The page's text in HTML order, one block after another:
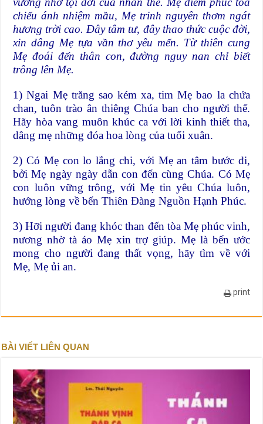
chiếu ánh nhiệm mầu, Mẹ trinh nguyên thơm ngát
hương trời cao. Đây tâm tư, đây thao thức cuộc đời,
xin dâng Mẹ tựa vần thơ yêu mến. Từ thiên cung
Mẹ đoái đến thân con, đường nguy nan chỉ biết
trông lên Mẹ.
1) Ngai Mẹ trăng sao kém xa, tim Mẹ bao la chứa
chan, tuôn trào ân thiêng Chúa ban cho người thế.
Hãy hòa vang muôn khúc ca với lời kinh thiết tha,
dâng mẹ những đóa hoa lòng của tuổi xuân.
2) Có Mẹ con lo lắng chi, với Mẹ an tâm bước đi,
bởi Mẹ ngày ngày dẫn con đến cùng Chúa. Có Mẹ
con luôn vững trông, với Mẹ tin yêu Chúa luôn,
hướng lòng về bến Thiên Đàng Nguồn Hạnh Phúc.
3) Hỡi người đang khóc than đến tòa Mẹ phúc vinh,
nương nhờ tà áo Mẹ xin trợ giúp. Mẹ là bến ước
mong cho người đang thất vọng, hãy tìm về với
Mẹ, Mẹ ủi an.
print
BÀI VIẾT LIÊN QUAN